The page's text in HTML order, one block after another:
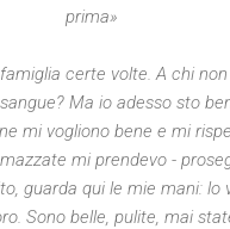
prima»
certe volte. A chi
Ma io adesso sto
mi vogliono bene e mi
mi prendevo -
guarda qui le mie mani: lo
Sono belle, pulite, mai